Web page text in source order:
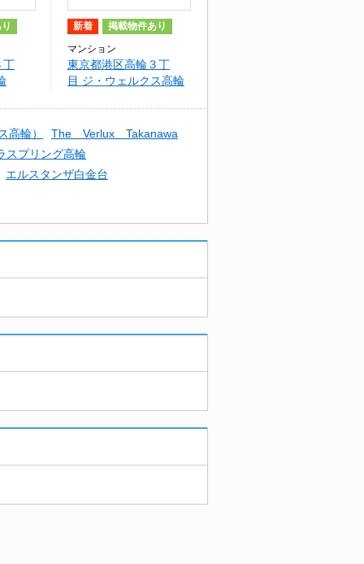
丁
新着 掲載物件あり
マンション
東京都港区高輪３丁
目 ジ・ウェルクス高輪
Takanawa）
高輪）
The Verlux Takanawa
スプリング高輪
エルスタンザ白金台